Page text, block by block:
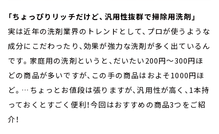
「ちょっぴりリッチだけど、汎用性抜群で掃除用洗剤」
実は近年の洗剤業界のトレンドとして、プロが使うような
成分にこだわったり、効果が強力な洗剤が多く出ているん
です。家庭用の洗剤というと、だいたい200円～300円ほ
どの商品が多いですが、この手の商品はおよそ1000円ほ
ど。…ちょっとお値段は張りますが、汎用性が高く、1本持
っておくとすごく便利！今回はおすすめの商品3つをご紹
介！